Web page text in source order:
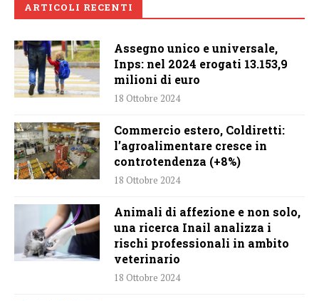
ARTICOLI RECENTI
Assegno unico e universale,
Inps: nel 2024 erogati 13.153,9
milioni di euro
18 Ottobre 2024
Commercio estero, Coldiretti:
l’agroalimentare cresce in
controtendenza (+8%)
18 Ottobre 2024
Animali di affezione e non solo,
una ricerca Inail analizza i
rischi professionali in ambito
veterinario
18 Ottobre 2024